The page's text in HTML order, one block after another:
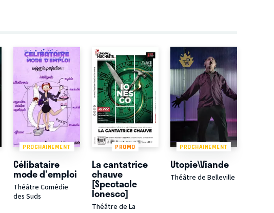
PROCHAINEMENT
Célibataire
mode d'emploi
Théâtre Comédie
des Suds
PROMO
La cantatrice
chauve
[Spectacle
Ionesco]
Théâtre de La
PROCHAINEMENT
Utopie\Viande
Théâtre de Belleville